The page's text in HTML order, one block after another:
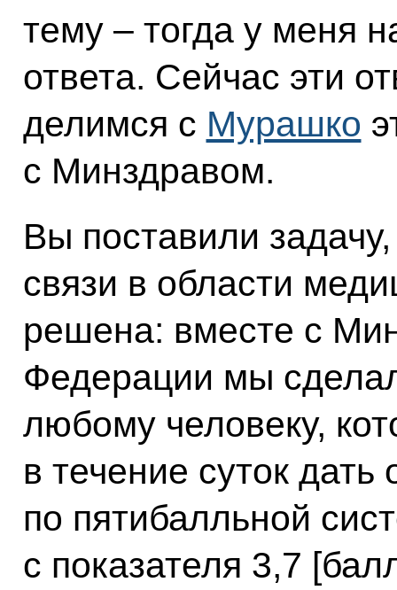
тему – тогда у меня
ответа. Сейчас эти
делимся с Мурашко
с Минздравом.
Вы поставили
связи в области
решена: вместе с
Федерации мы
любому человеку,
в течение суток дать
по пятибалльной
с показателя 3,7